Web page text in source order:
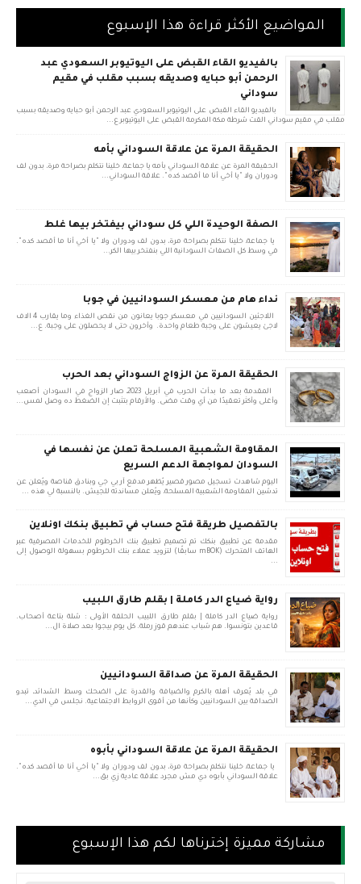
المواضيع الأكثر قراءة هذا الإسبوع
بالفيديو القاء القبض على اليوتيوبر السعودي عبد
الرحمن أبو حبايه وصديقه بسبب مقلب في مقيم
سوداني
بالفيديو القاء القبض على اليوتيوبر السعودي عبد الرحمن أبو حبايه وصديقه بسبب
مقلب في مقيم سوداني القت شرطة مكة المكرمة القبض على اليوتيوبر ع...
الحقيقة المرة عن علاقة السوداني بأمه
الحقيقة المرة عن علاقة السوداني بأمه يا جماعة، خلينا نتكلم بصراحة مرة، بدون لف
ودوران ولا "يا أخي أنا ما أقصد كده". علاقة السوداني...
الصفة الوحيدة اللي كل سوداني بيفتخر بيها غلط
يا جماعة، خلينا نتكلم بصراحة مرة، بدون لف ودوران ولا "يا أخي أنا ما أقصد كده".
في وسط كل الصفات السودانية اللي بنفتخر بيها الكر...
نداء هام من معسكر السودانيين في جوبا
اللاجئين السودانيين في معسكر جوبا يعانون من نقص الغذاء وما يقارب 4 الاف
لاجئ يعيشون على وجبة طعام واحدة. وأخرون حتى لا يحصلون على وجبة. ع...
الحقيقة المرة عن الزواج السوداني بعد الحرب
المقدمة بعد ما بدأت الحرب في أبريل 2023، صار الزواج في السودان أصعب
وأغلى وأكثر تعقيدًا من أي وقت مضى. والأرقام بتثبت إن الضغط ده وصل لمس...
المقاومة الشعبية المسلحة تعلن عن نفسها في
السودان لمواجهة الدعم السريع
اليوم شاهدت تسجيل مصور قصير يُظهر مدفع آر بي جي وبنادق قناصة ويُعلن عن
تدشين المقاومة الشعبية المسلحة، ويُعلن مساندته للجيش. بالنسبة لي هذه ...
بالتفصيل طريقة فتح حساب في تطبيق بنكك اونلاين
مقدمة عن تطبيق بنكك تم تصميم تطبيق بنك الخرطوم للخدمات المصرفية عبر
الهاتف المتحرك (mBOK سابقًا) لتزويد عملاء بنك الخرطوم بسهولة الوصول إلى
...
رواية ضياع الدر كاملة | بقلم طارق اللبيب
رواية ضياع الدر كاملة | بقلم طارق اللبيب الحلقة الأولى : شلة بتاعة أصحاب.
قاعدين بتونسوا. هم شباب عندهم قوز رملة. كل يوم بيجوا بعد صلاة ال...
الحقيقة المرة عن صداقة السودانيين
في بلد يُعرف أهله بالكرم والضيافة والقدرة على الضحك وسط الشدائد، تبدو
الصداقة بين السودانيين وكأنها من أقوى الروابط الاجتماعية. نجلس في الدي...
الحقيقة المرة عن علاقة السوداني بأبوه
يا جماعة، خلينا نتكلم بصراحة مرة، بدون لف ودوران ولا "يا أخي أنا ما أقصد كده".
علاقة السوداني بأبوه دي مش مجرد علاقة عادية زي بق...
مشاركة مميزة إخترناها لكم هذا الإسبوع